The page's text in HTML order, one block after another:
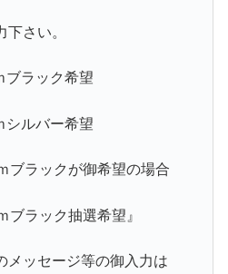
さい。
ラック希望
ルバー希望
ラックが御希望の場合
ブラック抽選希望』
メッセージ等の御入力は